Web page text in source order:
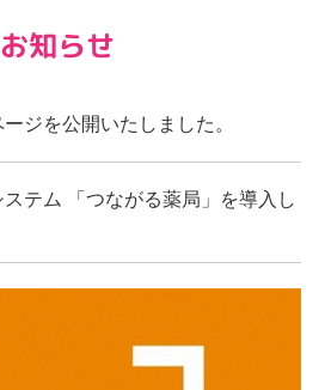
お知らせ
ジを公開いたしました。
テム 「つながる薬局」を導入し